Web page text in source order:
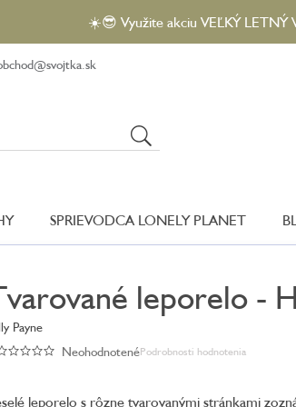
☀️😎 Využite akciu VEĽKÝ LETNÝ
SPRIEVODCA LONELY PLANET
leporelo -
Payne
Podrobnosti hodnotenia
Priemerné
Neohodnotené
leporelo s rôzne tvarovanými stránkami